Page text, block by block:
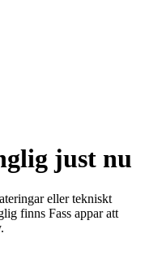
just nu
eller tekniskt
finns Fass appar att